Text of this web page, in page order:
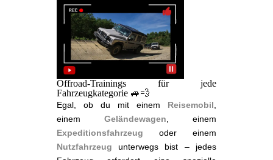
Offroad-Trainings für jede
Fahrzeugkategorie 🚙💨
Egal, ob du mit einem Reisemobil
einem Geländewagen , einem
Expeditionsfahrzeug oder einem
Nutzfahrzeug
unterwegs bist – jedes